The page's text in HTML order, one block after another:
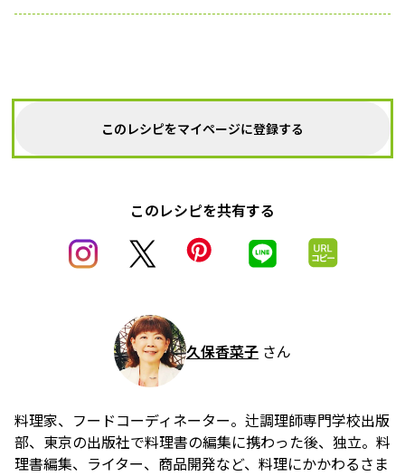
このレシピをマイページに登録する
このレシピを共有する
久保香菜子 さん
料理家、フードコーディネーター。辻調理師専門学校出版
部、東京の出版社で料理書の編集に携わった後、独立。料
理書編集、ライター、商品開発など、料理にかかわるさま